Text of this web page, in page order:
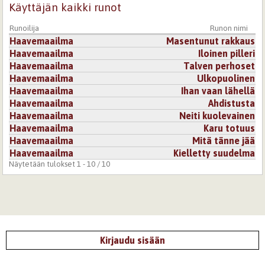
Käyttäjän kaikki runot
Runoilija Runon nimi
Haavemaailma
Masentunut rakkaus
Haavemaailma
Iloinen pilleri
Haavemaailma
Talven perhoset
Haavemaailma
Ulkopuolinen
Haavemaailma
Ihan vaan lähellä
Haavemaailma
Ahdistusta
Haavemaailma
Neiti kuolevainen
Haavemaailma
Karu totuus
Haavemaailma
Mitä tänne jää
Haavemaailma
Kielletty suudelma
Näytetään tulokset 1 - 10 / 10
Kirjaudu sisään